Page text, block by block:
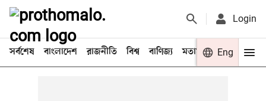
Login
সর্বশেষ বাংলাদেশ রাজনীতি বিশ্ব বাণিজ্য মতামত খেলা
Eng